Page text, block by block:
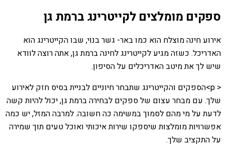
ספקים מומלצים לקייטרינג ברמת גן
אירוע חינה מוצלח הוא כמו באר- גשר בנוי, שבו הקייטרינג הוא
האדריכל. כשזה מגיע לקייטרינג לחינה ברמת גן, אתה רוצה לוודא
שיש לך את מיטב האדריכלים על הסיפון.
< p>הספקים והקייטרינג שתבחר חיוניים לבניית בסיס חזק לאירוע
שלך. עם מבחר עצום של ספקים לבחירה ברמת גן, יכול להיות קשה
לדעת על מי מהם לסמוך במשימה כה חשובה. למרבה המזל, יש כמה
אפשרויות מומלצות שיספקו שירות איכותי ואוכל טעים תוך שמירה
על התקציב שלך.